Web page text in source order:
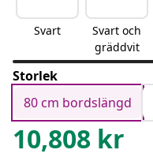
Svart
Svart och
gräddvit
Storlek
80 cm bordslängd
10,808 kr